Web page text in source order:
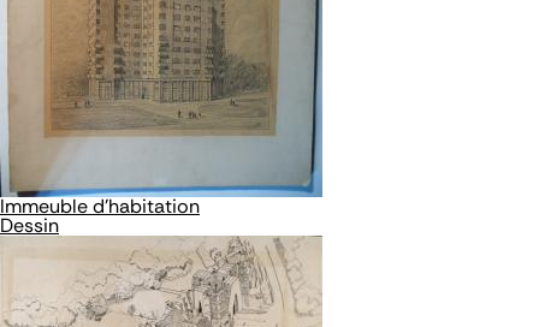
Immeuble d'habitation
Dessin